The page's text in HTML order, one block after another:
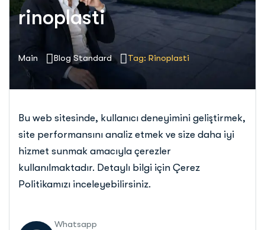
rinoplasti
Main Blog Standard Tag: Rinoplasti
Bu web sitesinde, kullanıcı deneyimini geliştirmek,
site performansını analiz etmek ve size daha iyi
hizmet sunmak amacıyla çerezler
kullanılmaktadır. Detaylı bilgi için Çerez
Politikamızı inceleyebilirsiniz.
Whatsapp